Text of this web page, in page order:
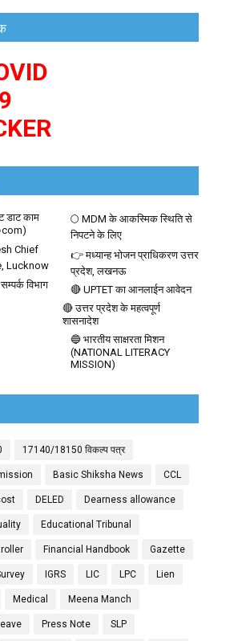
डाट काम
🌕 MDM के आकस्मिक स्थिति से
निपटने के लिए
Chief
Lucknow
👉 मध्यान्ह भोजन प्राधिकरण उत्तर
प्रदेश, लखनऊ
विभाग
🔴 UPTET का आनलाईन आवेदन
🔴 उत्तर प्रदेश के महत्वपूर्ण
शासनादेश
🔵 भारतीय साक्षरता मिशन
(NATIONAL LITERACY
MISSION)
17140/18150 विकल्प पत्र
Basic Shiksha News CCL
DELED Dearness allowance
Educational Tribunal
Financial Handbook Gazette
IGRS LIC LPC Lien
Medical Meena Manch
Press Note SLP